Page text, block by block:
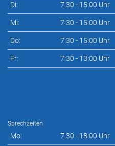
Di: 7:30 - 15:00 Uhr
Mi: 7:30 - 15:00 Uhr
Do: 7:30 - 15:00 Uhr
Fr: 7:30 - 13:00 Uhr
Sprechzeiten
Mo: 7:30 - 18:00 Uhr